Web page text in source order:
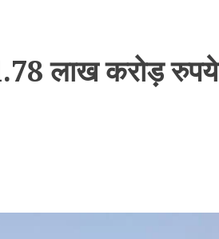
1.78 लाख करोड़ रुपये